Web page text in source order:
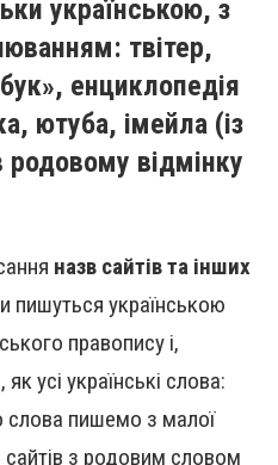
українською, з
твітер,
енциклопедія
ютуба, імейла (із
відмінку
назв сайтів та інших
пишуться українською
правопису і,
усі українські слова:
слова пишемо з малої
сайтів з родовим словом